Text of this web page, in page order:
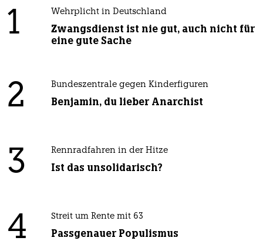
1 Wehrplicht in Deutschland
Zwangsdienst ist nie gut, auch nicht für
eine gute Sache
2 Bundeszentrale gegen Kinderfiguren
Benjamin, du lieber Anarchist
3 Rennradfahren in der Hitze
Ist das unsolidarisch?
4 Streit um Rente mit 63
Passgenauer Populismus